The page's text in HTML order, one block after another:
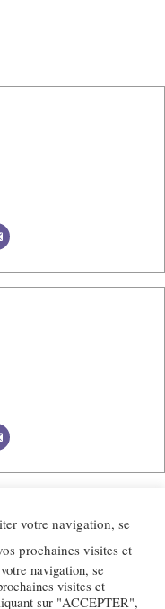
votre navigation, se
prochaines visites et
navigation, se
visites et
sur "ACCEPTER",